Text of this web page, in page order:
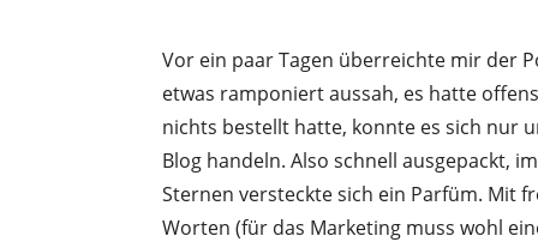
Vor ein paar Tagen überreichte mir der
etwas ramponiert aussah, es hatte
nichts bestellt hatte, konnte es sich nur
Blog handeln. Also schnell ausgepackt,
Sternen versteckte sich ein Parfüm. Mit
Worten (für das Marketing muss wohl